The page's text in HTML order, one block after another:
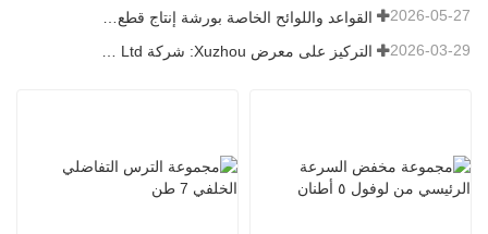
2026-05-27
2026-03-29